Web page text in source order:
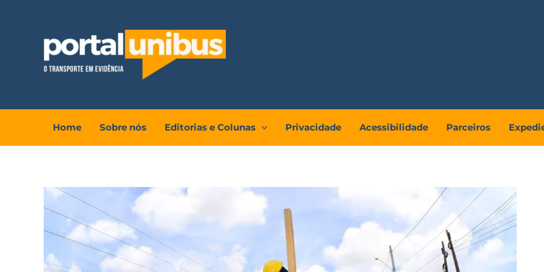
conteúdo
Home Sobre nós Editorias e Colunas Privacidade Acessibilidade Parceiros